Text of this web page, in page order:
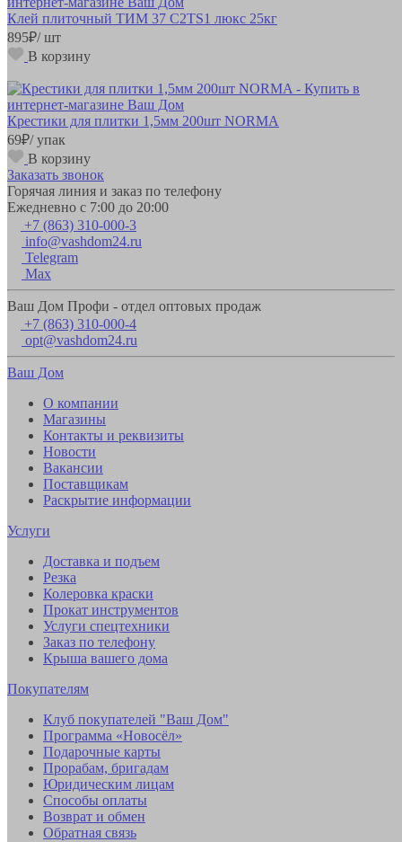
Клей плиточный ТИМ 37 С2ТS1 люкс 25кг
895₽/ шт
В корзину
Крестики для плитки 1,5мм 200шт NORMA
69₽/ упак
В корзину
Заказать звонок
Горячая линия и заказ по телефону
Ежедневно с 7:00 до 20:00
+7 (863) 310-000-3
info@vashdom24.ru
Telegram
Max
Ваш Дом Профи - отдел оптовых продаж
+7 (863) 310-000-4
opt@vashdom24.ru
Ваш Дом
О компании
Магазины
Контакты и реквизиты
Новости
Вакансии
Поставщикам
Раскрытие информации
Услуги
Доставка и подъем
Резка
Колеровка краски
Прокат инструментов
Услуги спецтехники
Заказ по телефону
Крыша вашего дома
Покупателям
Клуб покупателей "Ваш Дом"
Программа «Новосёл»
Подарочные карты
Прорабам, бригадам
Юридическим лицам
Способы оплаты
Возврат и обмен
Обратная связь